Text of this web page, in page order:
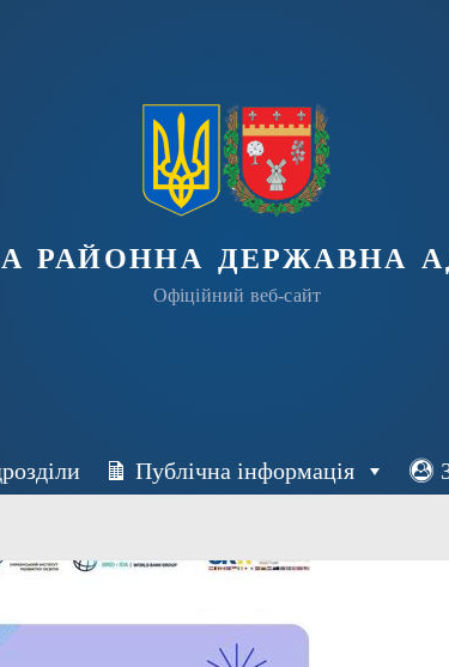
районна державна
Офіційний веб-сайт
Публічна інформація